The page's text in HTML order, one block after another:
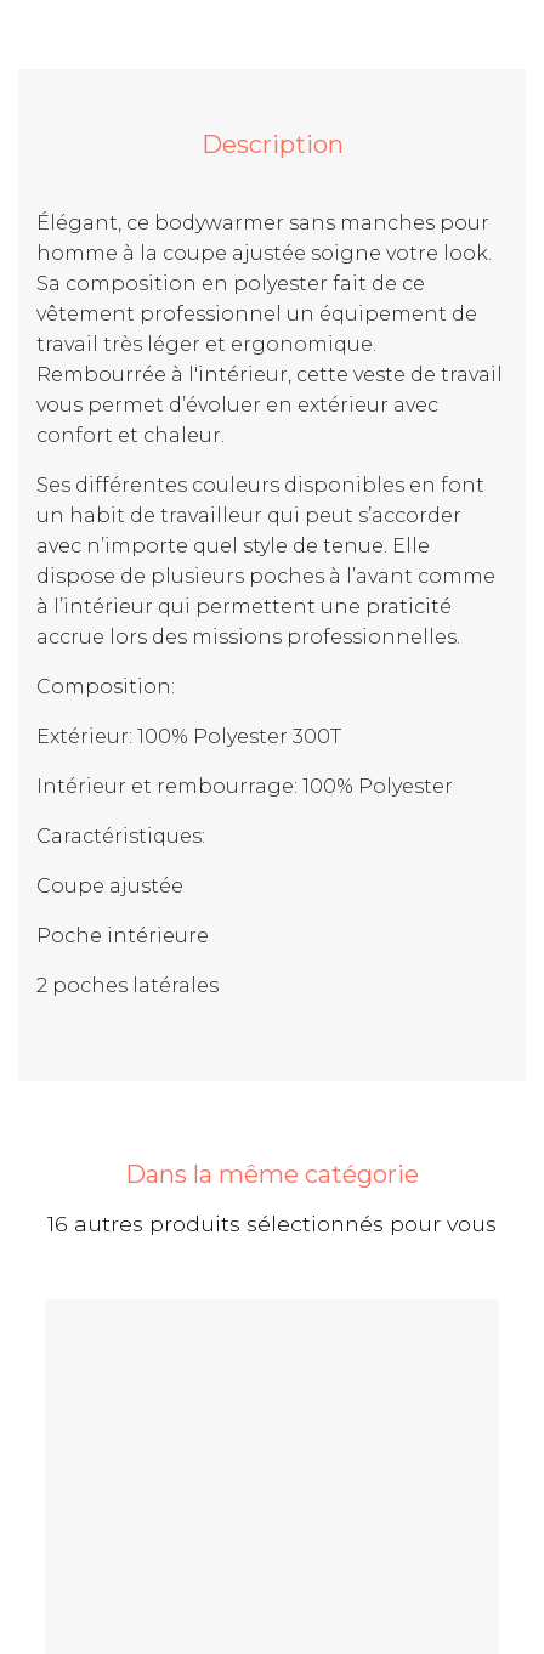
Description
Élégant, ce bodywarmer sans manches pour
homme à la coupe ajustée soigne votre look.
Sa composition en polyester fait de ce
vêtement professionnel un équipement de
travail très léger et ergonomique.
Rembourrée à l'intérieur, cette veste de travail
vous permet d’évoluer en extérieur avec
confort et chaleur.
Ses différentes couleurs disponibles en font
un habit de travailleur qui peut s’accorder
avec n’importe quel style de tenue. Elle
dispose de plusieurs poches à l’avant comme
à l’intérieur qui permettent une praticité
accrue lors des missions professionnelles.
Composition:
Extérieur: 100% Polyester 300T
Intérieur et rembourrage: 100% Polyester
Caractéristiques:
Coupe ajustée
Poche intérieure
2 poches latérales
Dans la même catégorie
16 autres produits sélectionnés pour vous